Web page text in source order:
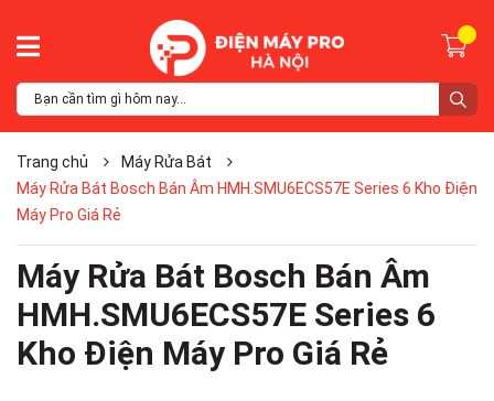
Trang chủ
Máy Rửa Bát
Máy Rửa Bát Bosch Bán Âm HMH.SMU6ECS57E Series 6 Kho Điện
Máy Pro Giá Rẻ
Máy Rửa Bát Bosch Bán Âm
HMH.SMU6ECS57E Series 6
Kho Điện Máy Pro Giá Rẻ